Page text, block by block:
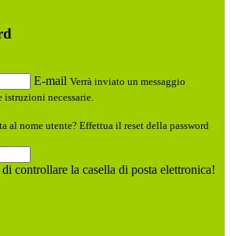
E-mail Verrà inviato un messaggio
necessarie.
al nome utente? Effettua il reset della password
controllare la casella di posta elettronica!